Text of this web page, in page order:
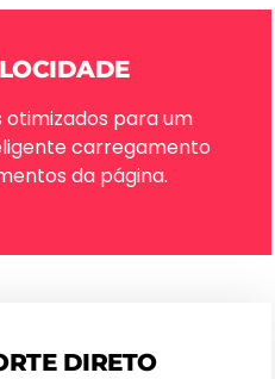
otimizados para um
carregamento
da página.
DIRETO